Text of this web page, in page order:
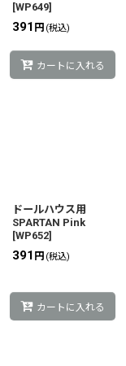
[WP649]
391 円 (税込)
カートに入れる
ドールハウス用
SPARTAN Pink
[WP652]
391 円 (税込)
カートに入れる